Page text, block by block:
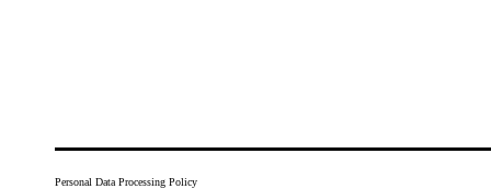
Personal Data Processing Policy